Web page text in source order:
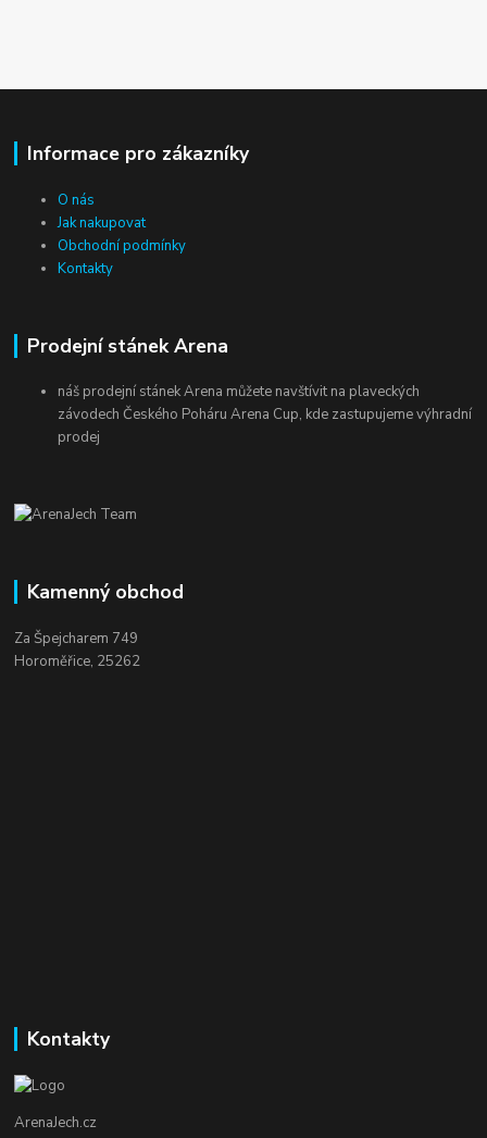
Informace pro zákazníky
O nás
Jak nakupovat
Obchodní podmínky
Kontakty
Prodejní stánek Arena
náš prodejní stánek Arena můžete navštívit na plaveckých
závodech Českého Poháru Arena Cup, kde zastupujeme výhradní
prodej
Kamenný obchod
Za Špejcharem 749
Horoměřice, 25262
Kontakty
ArenaJech.cz